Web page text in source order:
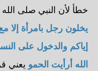
خطأ لأن النبي صلى
يخلون رجل بامرأة إلا
إياكم والدخول على
الله أرأيت الحمو يعني